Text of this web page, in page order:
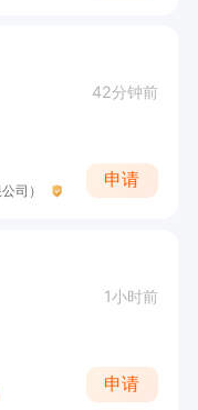
42分钟前
司）
申请
1小时前
申请